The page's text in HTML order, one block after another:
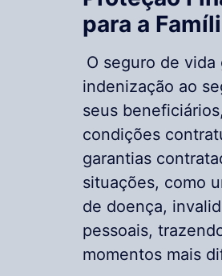
para a
O seguro de vida
indenização ao
seus
condições
garantias
situações, como
de doença,
pessoais,
momentos mais